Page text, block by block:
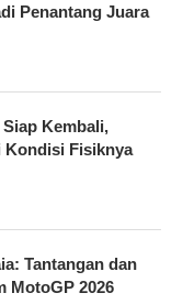
Penantang Juara
Kembali,
Kondisi Fisiknya
Tantangan dan
MotoGP 2026